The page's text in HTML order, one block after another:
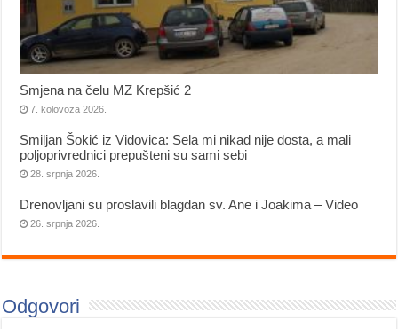
Smjena na čelu MZ Krepšić 2
7. kolovoza 2026.
Smiljan Šokić iz Vidovica: Sela mi nikad nije dosta, a mali
poljoprivrednici prepušteni su sami sebi
28. srpnja 2026.
Drenovljani su proslavili blagdan sv. Ane i Joakima – Video
26. srpnja 2026.
Odgovori